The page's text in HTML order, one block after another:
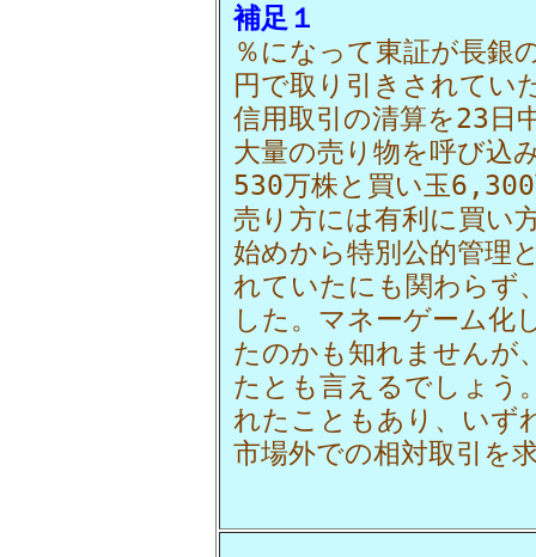
補足１
％になって東証が長銀
円で取り引きされてい
信用取引の清算を23日
大量の売り物を呼び込
530万株と買い玉
売り方には有利に買い
始めから特別公的管理
れていたにも関わらず
した。マネーゲーム化
たのかも知れませんが
たとも言えるでしょう
れたこともあり、いず
市場外での相対取引を